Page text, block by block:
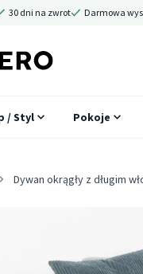
30 dni na zwrot Darmowa
/ Styl Pokoje
Dywan okrągły z długim